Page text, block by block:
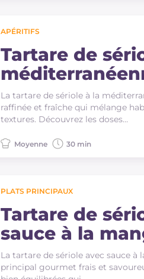
APÉRITIFS
Tartare de
La tartare de sériole à la
raffinée et fraîche qui mélange
textures. Découvrez les doses…
Moyenne 30 min
PLATS PRINCIPAUX
Tartare de
sauce à la
La tartare de sériole avec sauce à
principal gourmet frais et